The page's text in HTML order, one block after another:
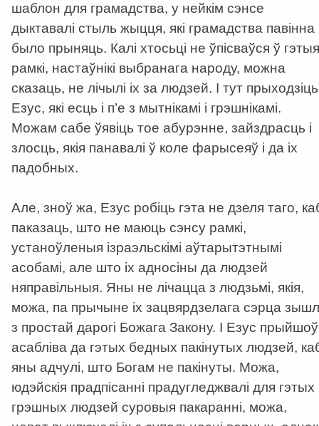
шаблон для грамадства, у нейкім сэнсе
дыктавалі стыль жыцця, які грамадства павінна
было прыняць. Калі хтосьці не ўпісваўся ў гэтыя
рамкі, настаўнікі выбранага народу, можна
сказаць, не лічылі іх за людзей. І тут прыходзіць
Езус, які есць і п’е з мытнікамі і грэшнікамі.
Можам сабе ўявіць тое абурэнне, зайздрасць і
злосць, якія панавалі ў коле фарысеяў і да іх
падобных.
Але, зноў жа, Езус робіць гэта не дзеля таго,
паказаць, што не маюць сэнсу рамкі,
устаноўленыя ізраэльскімі аўтарытэтнымі
асобамі, але што іх адносіны да людзей
няправільныя. Яны не лічацца з людзьмі, якія,
можа, па прычыне іх зацвярдзелага сэрца
з простай дарогі Божага Закону. І Езус прыйшоў
асабліва да гэтых бедных пакінутых людзей,
яны адчулі, што Богам не пакінуты. Можа,
юдэйскія прадпісанні прадугледжвалі для гэтых
грэшных людзей суровыя пакаранні, можа,